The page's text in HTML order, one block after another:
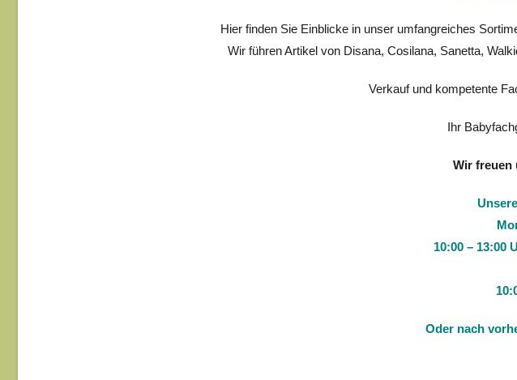
Hier finden Sie Einblicke in unser umfangreiches
Wir führen Artikel von Disana, Cosilana, Sanetta,
Verkauf und kompetente
Ihr
Wir freuen
10:00 – 13:00
Oder nach